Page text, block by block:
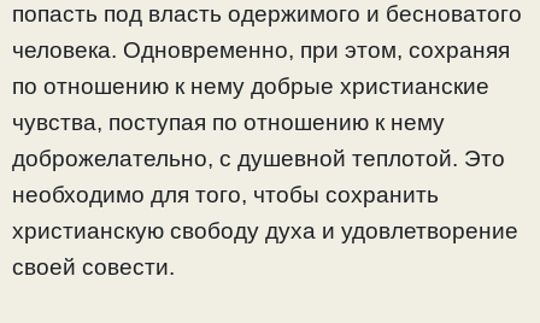
попасть под власть одержимого и бесноватого
человека. Одновременно, при этом, сохраняя
по отношению к нему добрые христианские
чувства, поступая по отношению к нему
доброжелательно, с душевной теплотой. Это
необходимо для того, чтобы сохранить
христианскую свободу духа и удовлетворение
своей совести.